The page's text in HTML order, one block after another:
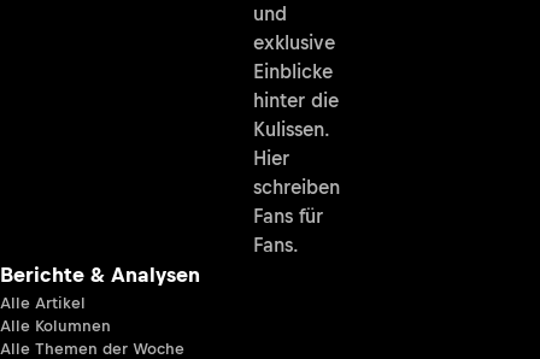
und
exklusive
Einblicke
hinter die
Kulissen.
Hier
schreiben
Fans für
Fans.
Berichte & Analysen
Alle Artikel
Alle Kolumnen
Alle Themen der Woche